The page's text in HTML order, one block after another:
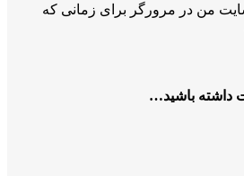
من در مرورگر برای زمانی که
باشید…